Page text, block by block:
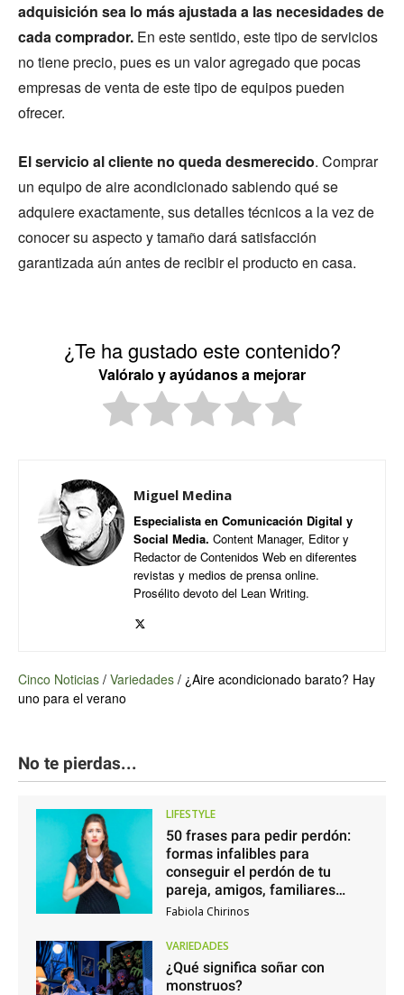
adquisición sea lo más ajustada a las necesidades de
cada comprador. En este sentido, este tipo de servicios
no tiene precio, pues es un valor agregado que pocas
empresas de venta de este tipo de equipos pueden
ofrecer.
El servicio al cliente no queda desmerecido. Comprar
un equipo de aire acondicionado sabiendo qué se
adquiere exactamente, sus detalles técnicos a la vez de
conocer su aspecto y tamaño dará satisfacción
garantizada aún antes de recibir el producto en casa.
¿Te ha gustado este contenido?
Valóralo y ayúdanos a mejorar
Miguel Medina
Especialista en Comunicación Digital y
Social Media. Content Manager, Editor y
Redactor de Contenidos Web en diferentes
revistas y medios de prensa online.
Prosélito devoto del Lean Writing.
Cinco Noticias / Variedades / ¿Aire acondicionado barato? Hay
uno para el verano
No te pierdas...
LIFESTYLE
50 frases para pedir perdón:
formas infalibles para
conseguir el perdón de tu
pareja, amigos, familiares…
Fabiola Chirinos
VARIEDADES
¿Qué significa soñar con
monstruos?